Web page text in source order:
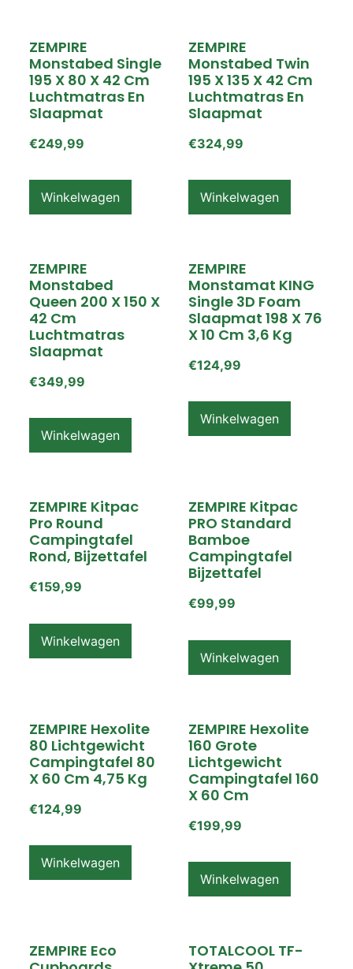
ZEMPIRE
Monstabed Single
195 X 80 X 42 Cm
Luchtmatras En
Slaapmat
€249,99
Winkelwagen
ZEMPIRE
Monstabed Twin
195 X 135 X 42 Cm
Luchtmatras En
Slaapmat
€324,99
Winkelwagen
ZEMPIRE
Monstabed
Queen 200 X 150 X
42 Cm
Luchtmatras
Slaapmat
€349,99
Winkelwagen
ZEMPIRE
Monstamat KING
Single 3D Foam
Slaapmat 198 X 76
X 10 Cm 3,6 Kg
€124,99
Winkelwagen
ZEMPIRE Kitpac
Pro Round
Campingtafel
Rond, Bijzettafel
€159,99
Winkelwagen
ZEMPIRE Kitpac
PRO Standard
Bamboe
Campingtafel
Bijzettafel
€99,99
Winkelwagen
ZEMPIRE Hexolite
80 Lichtgewicht
Campingtafel 80
X 60 Cm 4,75 Kg
€124,99
Winkelwagen
ZEMPIRE Hexolite
160 Grote
Lichtgewicht
Campingtafel 160
X 60 Cm
€199,99
Winkelwagen
ZEMPIRE Eco
TOTALCOOL TF-